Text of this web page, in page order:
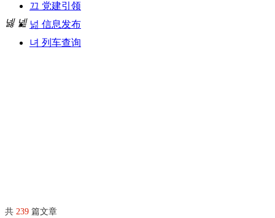
끄 党建引领
넖 信息发布
녀 列车查询
넳 넲
共 239 篇文章